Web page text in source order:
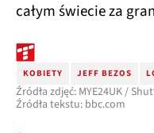
całym świecie za
KOBIETY JEFF BEZOS
Źródła zdjęć: MYE24UK /
Źródła tekstu: bbc.com